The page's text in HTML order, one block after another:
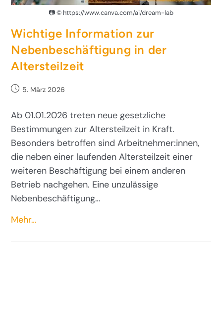
📷 © https://www.canva.com/ai/dream-lab
Wichtige Information zur
Nebenbeschäftigung in der
Altersteilzeit
5. März 2026
Ab 01.01.2026 treten neue gesetzliche
Bestimmungen zur Altersteilzeit in Kraft.
Besonders betroffen sind Arbeitnehmer:innen,
die neben einer laufenden Altersteilzeit einer
weiteren Beschäftigung bei einem anderen
Betrieb nachgehen. Eine unzulässige
Nebenbeschäftigung…
Mehr…